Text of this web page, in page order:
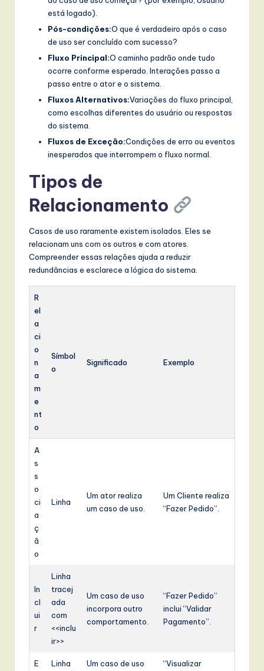
está logado).
Pós-condições:O que é verdadeiro após o caso
de uso ser concluído com sucesso?
Fluxo Principal:O caminho padrão onde tudo
ocorre conforme esperado. Interações passo a
passo entre o ator e o sistema.
Fluxos Alternativos:Variações do fluxo principal,
como escolhas diferentes do usuário ou respostas
do sistema.
Fluxos de Exceção:Condições de erro ou eventos
inesperados que interrompem o fluxo normal.
Tipos de
Relacionamento
Casos de uso raramente existem isolados. Eles se
relacionam uns com os outros e com atores.
Compreender essas relações ajuda a reduzir
redundâncias e esclarece a lógica do sistema.
R
el
a
ci
o
n
a
m
e
nt
o
Símbol
o
Significado Exemplo
A
s
s
o
ci
a
ç
ã
o
Linha
Um ator realiza
um caso de uso.
Um Cliente realiza
“Fazer Pedido”.
In
cl
ui
r
Linha
tracej
ada
com
<<inclu
ir>>
Um caso de uso
incorpora outro
comportamento.
“Fazer Pedido”
inclui “Validar
Pagamento”.
E
Linha
Um caso de uso
“Visualizar